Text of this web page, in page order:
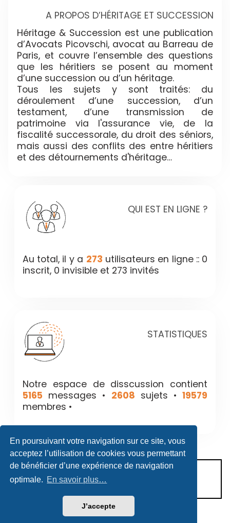
En poursuivant votre navigation sur ce site, vous
acceptez l’utilisation de cookies vous permettant
de bénéficier d’une expérience de navigation
optimale. En savoir plus…
J’accepte
A PROPOS D’HÉRITAGE ET SUCCESSION
Héritage & Succession est une publication
d’Avocats Picovschi, avocat au Barreau de
Paris, et couvre l’ensemble des questions
que les héritiers se posent au moment
d’une succession ou d’un héritage.
Tous les sujets y sont traités: du
déroulement d’une succession, d’un
testament, d’une transmission de
patrimoine via l'assurance vie, de la
fiscalité successorale, du droit des séniors,
mais aussi des conflits des entre héritiers
et des détournements d'héritage…
QUI EST EN LIGNE ?
Au total, il y a 273 utilisateurs en ligne :: 0
inscrit, 0 invisible et 273 invités
STATISTIQUES
Notre espace de disscussion contient
5165 messages • 2608 sujets •19579
membres •
CONDITIONS D’UTILISATION
POLITIQUE DE VIE PRIVÉE
Héritage & Succession